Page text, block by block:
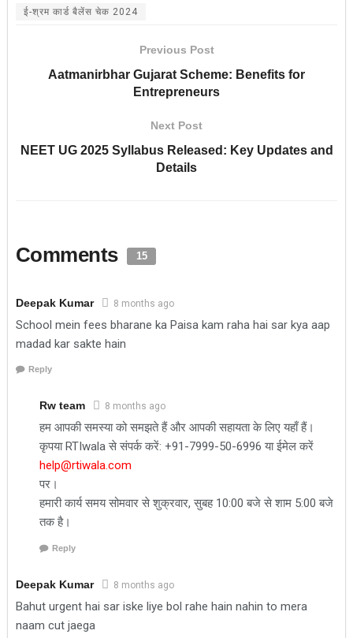
ई-श्रम कार्ड बैलेंस चेक 2024
Previous Post
Aatmanirbhar Gujarat Scheme: Benefits for
Entrepreneurs
Next Post
NEET UG 2025 Syllabus Released: Key Updates and
Details
Comments 15
Deepak Kumar 8 months ago
School mein fees bharane ka Paisa kam raha hai sar kya aap
madad kar sakte hain
Reply
Rw team 8 months ago
हम आपकी समस्या को समझते हैं और आपकी सहायता के लिए यहाँ हैं।
कृपया RTIwala से संपर्क करें: +91-7999-50-6996 या ईमेल करें
help@rtiwala.com
पर।
हमारी कार्य समय सोमवार से शुक्रवार, सुबह 10:00 बजे से शाम 5:00 बजे
तक है।
Reply
Deepak Kumar 8 months ago
Bahut urgent hai sar iske liye bol rahe hain nahin to mera
naam cut jaega